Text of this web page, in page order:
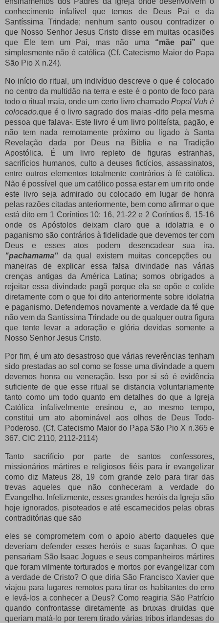
conhecimento infalível que temos de Deus Pai e da
Santíssima Trindade; nenhum santo ousou contradizer o
que Nosso Senhor Jesus Cristo disse em muitas ocasiões
que Ele tem um Pai, mas não uma “mãe pai” que
simplesmente não é católica (Cf. Catecismo Maior do Papa
São Pio X n.24).
No início do ritual, um indivíduo descreve o que é colocado
no centro da multidão na terra e este é o ponto de foco para
todo o ritual maia, onde um certo livro chamado Popol Vuh é
colocado.que é o livro sagrado dos maias -dito pela mesma
pessoa que falava-. Este livro é um livro politeísta, pagão, e
não tem nada remotamente próximo ou ligado à Santa
Revelação dada por Deus na Bíblia e na Tradição
Apostólica.
É um livro repleto de figuras estranhas,
sacrifícios humanos, culto a deuses fictícios, assassinatos,
entre outros elementos totalmente contrários à fé católica.
Não é possível que um católico possa estar em um rito onde
este livro seja admirado ou colocado em lugar de honra
pelas razões citadas anteriormente, bem como afirmar o que
está dito em 1 Coríntios 10; 16, 21-22 e 2 Coríntios 6, 15-16
onde os Apóstolos deixam claro que a idolatria e o
paganismo são contrários à fidelidade que devemos ter com
Deus e esses atos podem desencadear sua ira.
"pachamama" da qual existem muitas concepções ou
maneiras de explicar essa falsa divindade nas várias
crenças antigas da América Latina;somos obrigados a
rejeitar essa divindade pagã porque ela se opõe e colide
diretamente com o que foi dito anteriormente sobre idolatria
e paganismo. Defendemos novamente a verdade da fé que
não vem da Santíssima Trindade ou de qualquer outra figura
que tente levar a adoração e glória devidas somente a
Nosso Senhor Jesus Cristo.
Por fim, é um ato desastroso que várias reverências tenham
sido prestadas ao sol como se fosse uma divindade a quem
devemos honra ou veneração.
Isso por si só é evidência
suficiente de que esse ritual se distancia voluntariamente
tanto como um todo quanto em detalhes do que a Igreja
Católica infalivelmente ensinou e, ao mesmo tempo,
constitui um ato abominável aos olhos de Deus Todo-
Poderoso. (Cf. Catecismo Maior do Papa São Pio X n.365 e
367. CIC 2110, 2112-2114)
Tanto sacrifício por parte de santos confessores,
missionários mártires e religiosos fiéis para ir evangelizar
como diz Mateus 28, 19 com grande zelo para tirar das
trevas aqueles que não conheceram a verdade do
Evangelho. Infelizmente, esses grandes heróis da Igreja são
hoje ignorados, pisoteados e até escarnecidos pelas obras
contraditórias que são
eles se comprometem com o apoio aberto daqueles que
deveriam defender esses heróis e suas façanhas.O que
pensariam São Isaac Jogues e seus companheiros mártires
que foram vilmente torturados e mortos por evangelizar com
a verdade de Cristo? O que diria São Francisco Xavier que
viajou para lugares remotos para tirar os habitantes do erro
e levá-los a conhecer a Deus? Como reagiria São Patrício
quando confrontasse diretamente as bruxas druidas que
queriam matá-lo por terem tirado várias tribos irlandesas do